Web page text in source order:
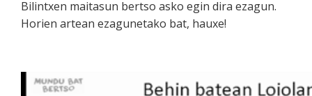
Bilintxen maitasun bertso asko egin dira ezagun.
Horien artean ezagunetako bat, hauxe!